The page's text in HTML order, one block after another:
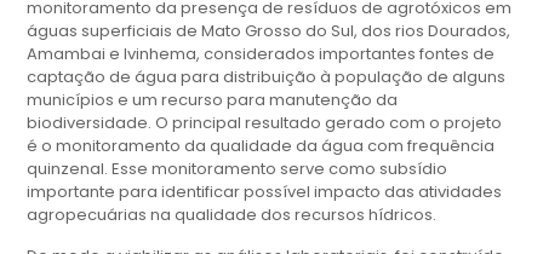
monitoramento da presença de resíduos de agrotóxicos em
águas superficiais de Mato Grosso do Sul, dos rios Dourados,
Amambai e Ivinhema, considerados importantes fontes de
captação de água para distribuição à população de alguns
municípios e um recurso para manutenção da
biodiversidade. O principal resultado gerado com o projeto
é o monitoramento da qualidade da água com frequência
quinzenal. Esse monitoramento serve como subsídio
importante para identificar possível impacto das atividades
agropecuárias na qualidade dos recursos hídricos.